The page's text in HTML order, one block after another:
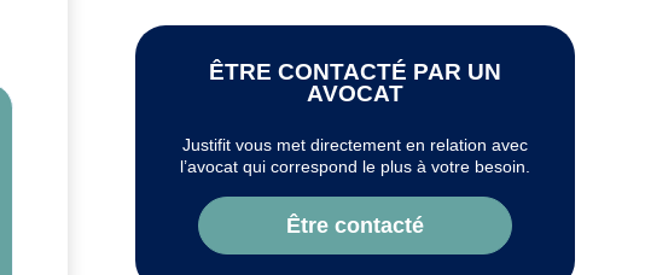
ÊTRE CONTACTÉ PAR UN
AVOCAT
Justifit vous met directement en relation avec
l’avocat qui correspond le plus à votre besoin.
Être contacté